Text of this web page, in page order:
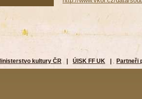
kultury ČR ÚISK FF UK Partneři